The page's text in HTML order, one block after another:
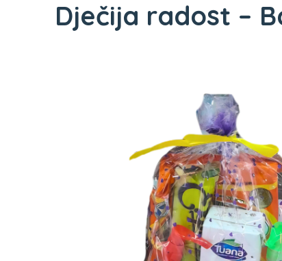
Dječija radost –